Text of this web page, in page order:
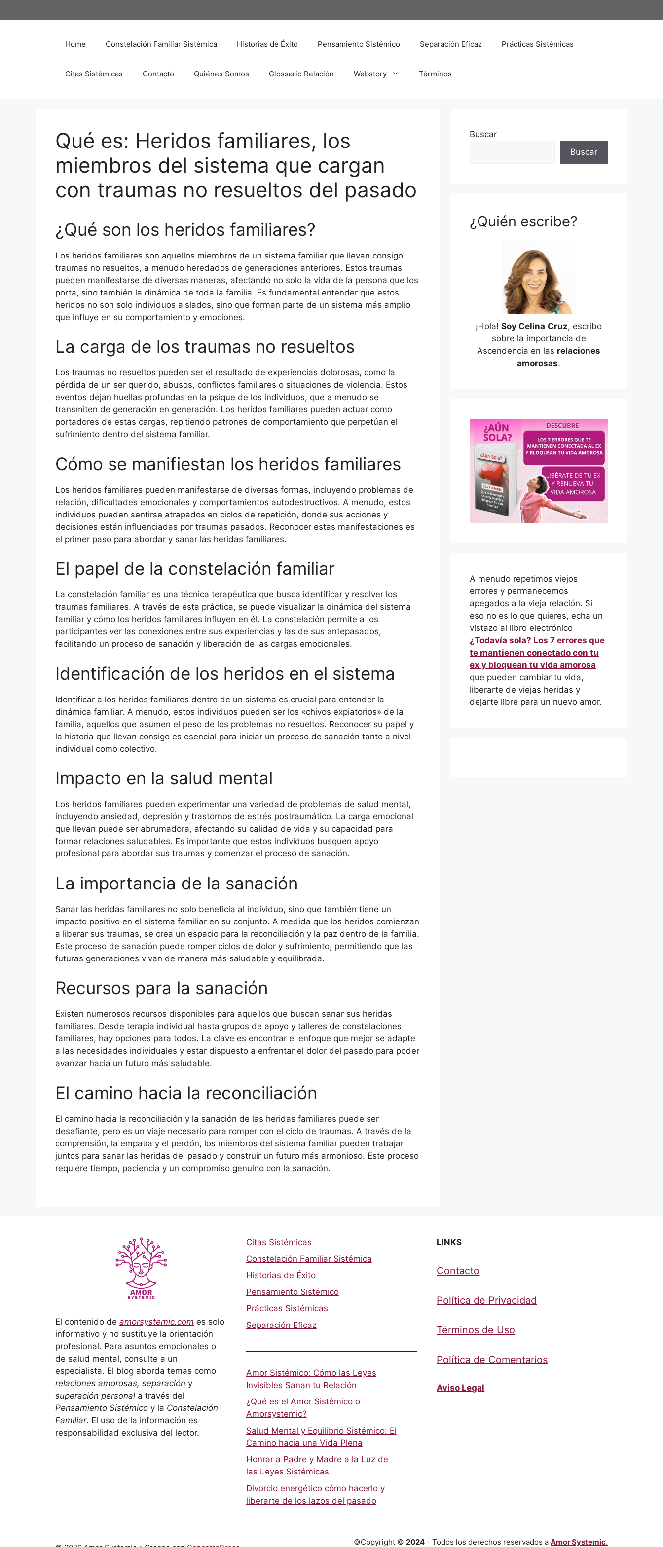
al
Home Constelación Familiar Sistémica Historias de Éxito Pensamiento Sistémico Separación Eficaz Prácticas Sistémicas
Citas Sistémicas Contacto Quiénes Somos Glossario Relación Webstory Términos
Qué es: Heridos familiares, los
miembros del sistema que cargan
con traumas no resueltos del pasado
¿Qué son los heridos familiares?
Los heridos familiares son aquellos miembros de un sistema familiar que llevan consigo
traumas no resueltos, a menudo heredados de generaciones anteriores. Estos traumas
pueden manifestarse de diversas maneras, afectando no solo la vida de la persona que los
porta, sino también la dinámica de toda la familia. Es fundamental entender que estos
heridos no son solo individuos aislados, sino que forman parte de un sistema más amplio
que influye en su comportamiento y emociones.
La carga de los traumas no resueltos
Los traumas no resueltos pueden ser el resultado de experiencias dolorosas, como la
pérdida de un ser querido, abusos, conflictos familiares o situaciones de violencia. Estos
eventos dejan huellas profundas en la psique de los individuos, que a menudo se
transmiten de generación en generación. Los heridos familiares pueden actuar como
portadores de estas cargas, repitiendo patrones de comportamiento que perpetúan el
sufrimiento dentro del sistema familiar.
Cómo se manifiestan los heridos familiares
Los heridos familiares pueden manifestarse de diversas formas, incluyendo problemas de
relación, dificultades emocionales y comportamientos autodestructivos. A menudo, estos
individuos pueden sentirse atrapados en ciclos de repetición, donde sus acciones y
decisiones están influenciadas por traumas pasados. Reconocer estas manifestaciones es
el primer paso para abordar y sanar las heridas familiares.
El papel de la constelación familiar
La constelación familiar es una técnica terapéutica que busca identificar y resolver los
traumas familiares. A través de esta práctica, se puede visualizar la dinámica del sistema
familiar y cómo los heridos familiares influyen en él. La constelación permite a los
participantes ver las conexiones entre sus experiencias y las de sus antepasados,
facilitando un proceso de sanación y liberación de las cargas emocionales.
Identificación de los heridos en el sistema
Identificar a los heridos familiares dentro de un sistema es crucial para entender la
dinámica familiar. A menudo, estos individuos pueden ser los «chivos expiatorios» de la
familia, aquellos que asumen el peso de los problemas no resueltos. Reconocer su papel y
la historia que llevan consigo es esencial para iniciar un proceso de sanación tanto a nivel
individual como colectivo.
Impacto en la salud mental
Los heridos familiares pueden experimentar una variedad de problemas de salud mental,
incluyendo ansiedad, depresión y trastornos de estrés postraumático. La carga emocional
que llevan puede ser abrumadora, afectando su calidad de vida y su capacidad para
formar relaciones saludables. Es importante que estos individuos busquen apoyo
profesional para abordar sus traumas y comenzar el proceso de sanación.
La importancia de la sanación
Sanar las heridas familiares no solo beneficia al individuo, sino que también tiene un
impacto positivo en el sistema familiar en su conjunto. A medida que los heridos comienzan
a liberar sus traumas, se crea un espacio para la reconciliación y la paz dentro de la familia.
Este proceso de sanación puede romper ciclos de dolor y sufrimiento, permitiendo que las
futuras generaciones vivan de manera más saludable y equilibrada.
Recursos para la sanación
Existen numerosos recursos disponibles para aquellos que buscan sanar sus heridas
familiares. Desde terapia individual hasta grupos de apoyo y talleres de constelaciones
familiares, hay opciones para todos. La clave es encontrar el enfoque que mejor se adapte
a las necesidades individuales y estar dispuesto a enfrentar el dolor del pasado para poder
avanzar hacia un futuro más saludable.
El camino hacia la reconciliación
El camino hacia la reconciliación y la sanación de las heridas familiares puede ser
desafiante, pero es un viaje necesario para romper con el ciclo de traumas. A través de la
comprensión, la empatía y el perdón, los miembros del sistema familiar pueden trabajar
juntos para sanar las heridas del pasado y construir un futuro más armonioso. Este proceso
requiere tiempo, paciencia y un compromiso genuino con la sanación.
Buscar
Buscar
¿Quién escribe?
¡Hola! Soy Celina Cruz, escribo
sobre la importancia de
Ascendencia en las relaciones
amorosas.
A menudo repetimos viejos
errores y permanecemos
apegados a la vieja relación. Si
eso no es lo que quieres, echa un
vistazo al libro electrónico
¿Todavía sola? Los 7 errores que
te mantienen conectado con tu
ex y bloquean tu vida amorosa
que pueden cambiar tu vida,
liberarte de viejas heridas y
dejarte libre para un nuevo amor.
El contenido de amorsystemic.com es solo
informativo y no sustituye la orientación
profesional. Para asuntos emocionales o
de salud mental, consulte a un
especialista. El blog aborda temas como
relaciones amorosas, separación y
superación personal a través del
Pensamiento Sistémico y la Constelación
Familiar. El uso de la información es
responsabilidad exclusiva del lector.
Citas Sistémicas
Constelación Familiar Sistémica
Historias de Éxito
Pensamiento Sistémico
Prácticas Sistémicas
Separación Eficaz
Amor Sistémico: Cómo las Leyes
Invisibles Sanan tu Relación
¿Qué es el Amor Sistémico o
Amorsystemic?
Salud Mental y Equilibrio Sistémico: El
Camino hacia una Vida Plena
Honrar a Padre y Madre a la Luz de
las Leyes Sistémicas
Divorcio energético cómo hacerlo y
liberarte de los lazos del pasado
LINKS
Contacto
Política de Privacidad
Términos de Uso
Política de Comentarios
Aviso Legal
©Copyright © 2024 - Todos los derechos reservados a Amor Systemic.